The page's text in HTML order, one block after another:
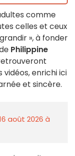
comme
celles et ceux
», à fonder
Philippine
enrichi ici
et sincère.
août 2026 à